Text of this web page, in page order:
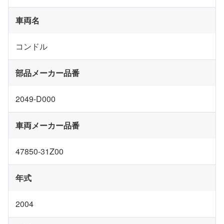
車両名
コンドル
部品メーカー品番
2049-D000
車両メーカー品番
47850-31Z00
年式
2004